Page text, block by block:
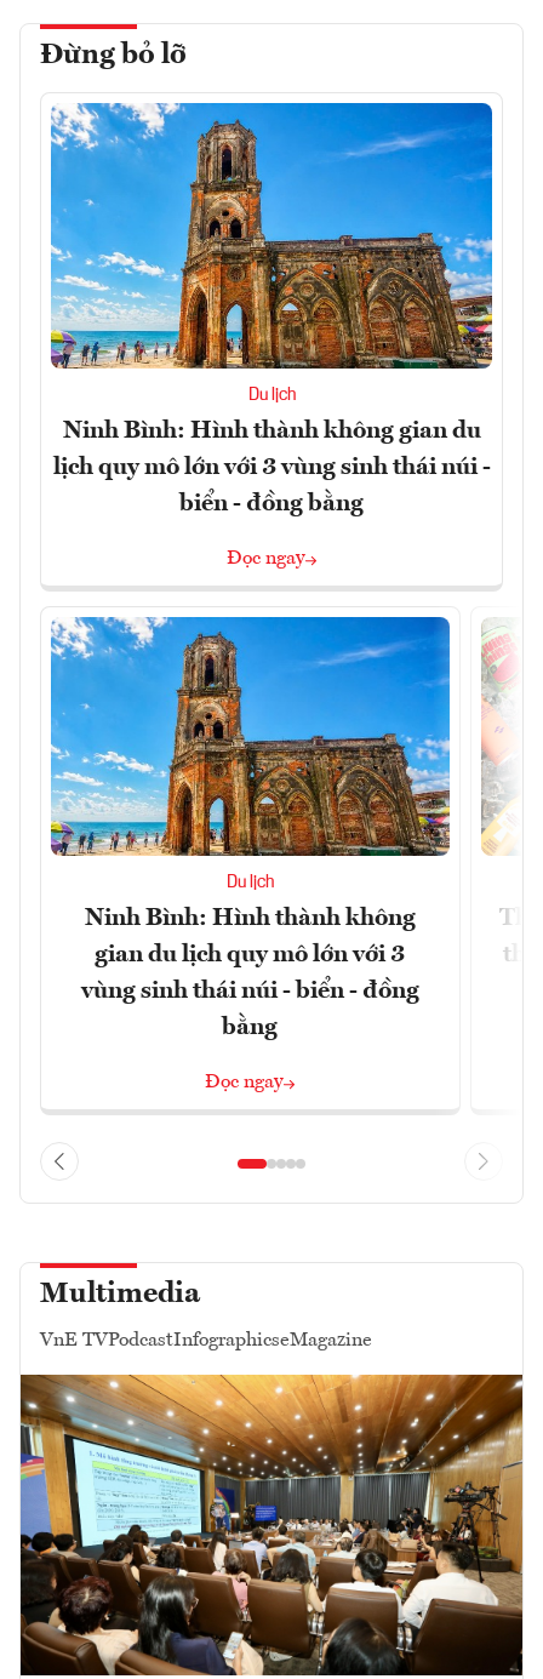
Đừng bỏ lỡ
Du lịch
Ninh Bình: Hình thành không gian du
lịch quy mô lớn với 3 vùng sinh thái núi -
biển - đồng bằng
Đọc ngay
Du lịch
Ninh Bình: Hình thành không
gian du lịch quy mô lớn với 3
vùng sinh thái núi - biển - đồng
bằng
Đọc ngay
Multimedia
VnE TVPodcastInfographicseMagazine